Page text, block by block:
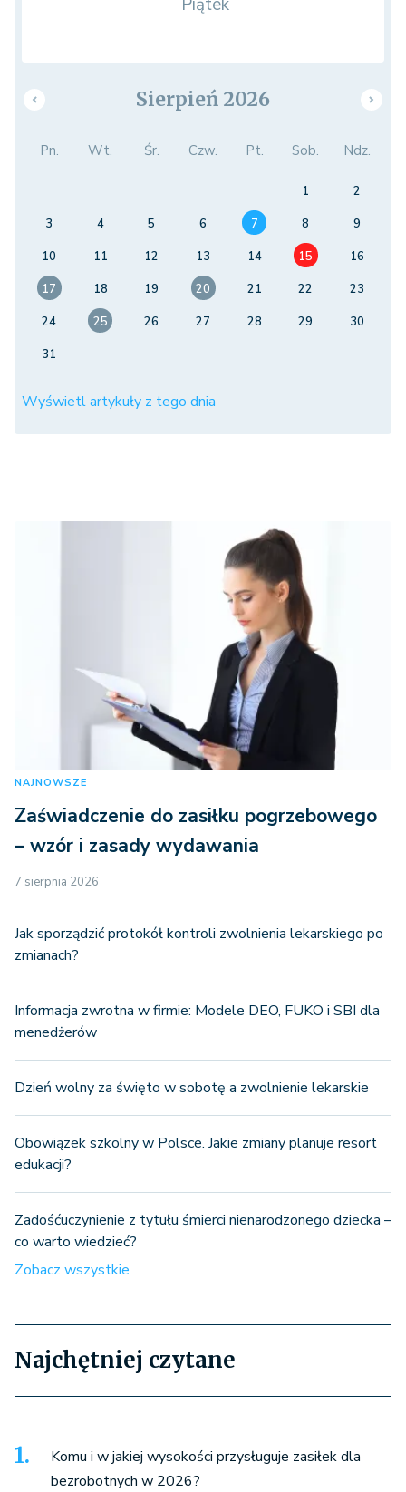
Piątek
Sierpień 2026
Pn. Wt. Śr. Czw. Pt. Sob. Ndz.
1
2
3
4 5 6 7 8
9
10
11 12 13 14 15
16
17
18 19 20 21 22
23
24
25 26 27 28 29
30
31
Wyświetl artykuły z tego dnia
NAJNOWSZE
Zaświadczenie do zasiłku pogrzebowego
– wzór i zasady wydawania
7 sierpnia 2026
Jak sporządzić protokół kontroli zwolnienia lekarskiego po
zmianach?
Informacja zwrotna w firmie: Modele DEO, FUKO i SBI dla
menedżerów
Dzień wolny za święto w sobotę a zwolnienie lekarskie
Obowiązek szkolny w Polsce. Jakie zmiany planuje resort
edukacji?
Zadośćuczynienie z tytułu śmierci nienarodzonego dziecka –
co warto wiedzieć?
Zobacz wszystkie
Najchętniej czytane
Komu i w jakiej wysokości przysługuje zasiłek dla
bezrobotnych w 2026?